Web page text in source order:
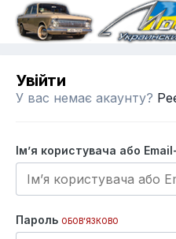
Увійти
У вас немає акаунту?
Ім’я користувача або
Пароль ОБОВ’ЯЗКОВО